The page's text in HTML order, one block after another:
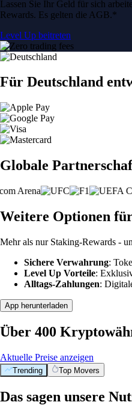
Lassen Sie Ihr Geld für sich
Rewards. Es gelten die AGB.*
Level Up beitreten
Für Deutschland
Globale
Weitere Optionen
Mehr als nur Staking-Rewards -
Sichere Verwahrung:
Level Up Vorteile:
Alltags-Zahlungen:
App herunterladen
Über 400
Aktuelle Preise anzeigen
Trending Top Movers
Das sagen unsere